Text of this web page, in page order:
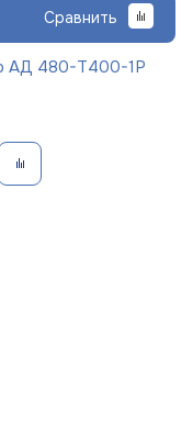
Сравнить
АД 480-Т400-1Р